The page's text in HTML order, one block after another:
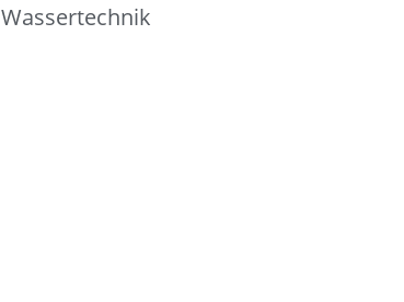
Wassertechnik